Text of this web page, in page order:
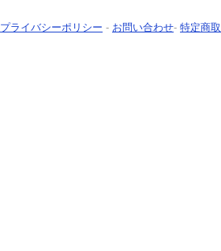
プライバシーポリシー - お問い合わせ- 特定商